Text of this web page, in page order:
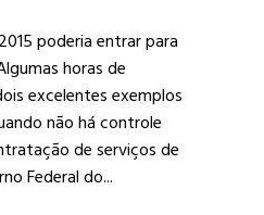
poderia entrar para
horas de
excelentes exemplos
não há controle
de serviços de
Federal do...